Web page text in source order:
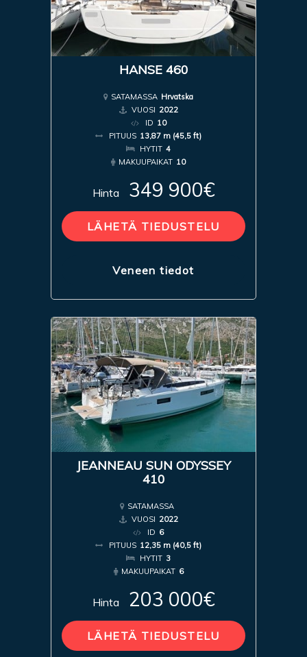
HANSE 460
SATAMASSA Hrvatska
VUOSI 2022
ID 10
PITUUS 13,87 m (45,5 ft)
HYTIT 4
MAKUUPAIKAT 10
Hinta 349 900€
LÄHETÄ TIEDUSTELU
Veneen tiedot
JEANNEAU SUN ODYSSEY
410
SATAMASSA
VUOSI 2022
ID 6
PITUUS 12,35 m (40,5 ft)
HYTIT 3
MAKUUPAIKAT 6
Hinta 203 000€
LÄHETÄ TIEDUSTELU